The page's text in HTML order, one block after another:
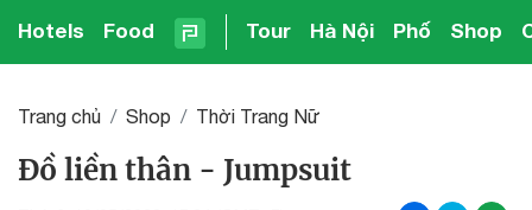
Hotels Food Tour Hà Nội Phố Shop
Trang chủ Shop Thời Trang Nữ
Đồ liền thân - Jumpsuit